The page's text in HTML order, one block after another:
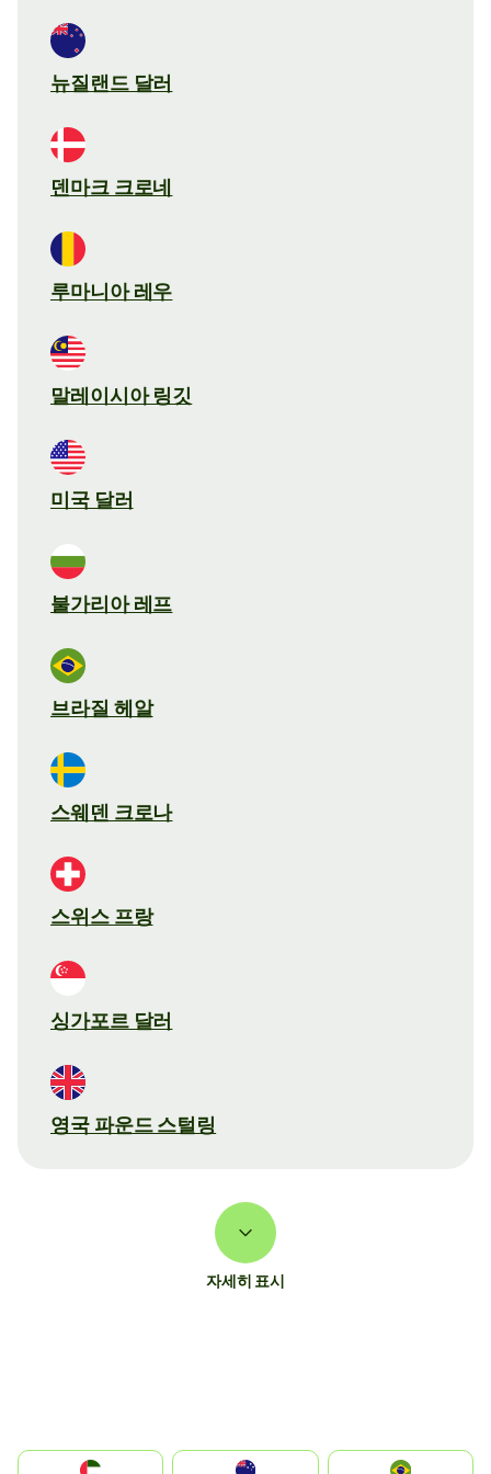
뉴질랜드 달러
덴마크 크로네
루마니아 레우
말레이시아 링깃
미국 달러
불가리아 레프
브라질 헤알
스웨덴 크로나
스위스 프랑
싱가포르 달러
영국 파운드 스털링
자세히 표시